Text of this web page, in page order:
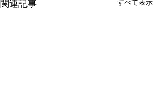
関連記事 すべて表示